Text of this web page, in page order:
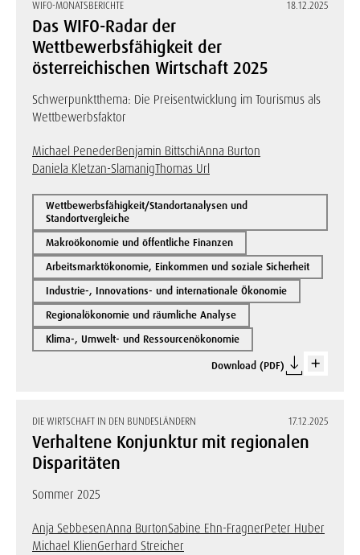
WIFO-MONATSBERICHTE 18.12.2025
Das WIFO-Radar der
Wettbewerbsfähigkeit der
österreichischen Wirtschaft 2025
Schwerpunktthema: Die Preisentwicklung im Tourismus als
Wettbewerbsfaktor
Michael PenederBenjamin BittschiAnna Burton
Daniela Kletzan-SlamanigThomas Url
Wettbewerbsfähigkeit/Standortanalysen und
Standortvergleiche
Makroökonomie und öffentliche Finanzen
Arbeitsmarktökonomie, Einkommen und soziale Sicherheit
Industrie-, Innovations- und internationale Ökonomie
Regionalökonomie und räumliche Analyse
Klima-, Umwelt- und Ressourcenökonomie
Download (PDF)
DIE WIRTSCHAFT IN DEN BUNDESLÄNDERN 17.12.2025
Verhaltene Konjunktur mit regionalen
Disparitäten
Sommer 2025
Anja SebbesenAnna BurtonSabine Ehn-FragnerPeter Huber
Michael KlienGerhard Streicher